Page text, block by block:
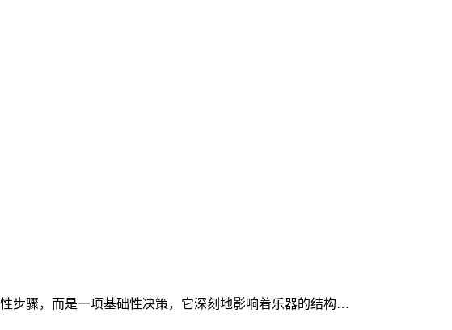
步骤，而是一项基础性决策，它深刻地影响着乐器的结构…